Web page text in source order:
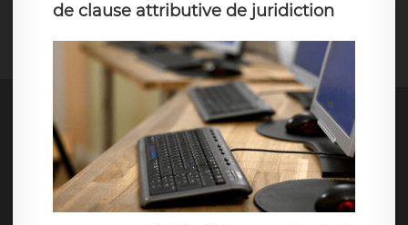
de clause attributive de juridiction